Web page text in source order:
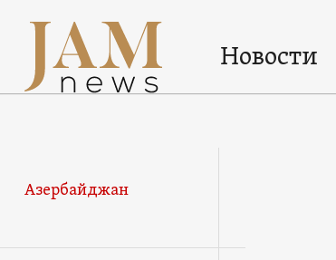
Новости
Азербайджан